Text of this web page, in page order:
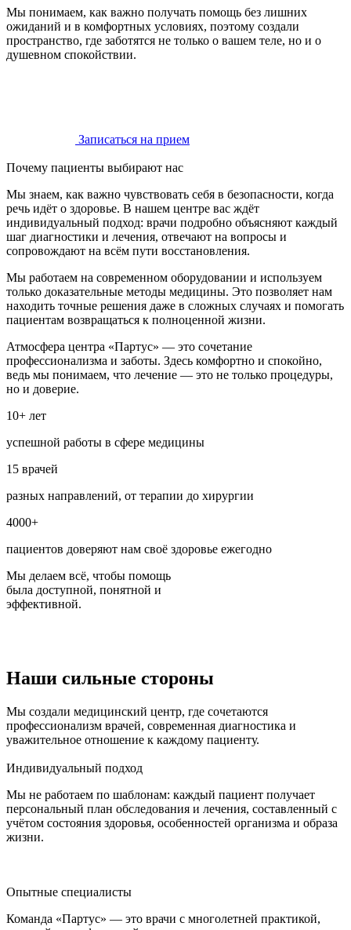
Мы понимаем, как важно получать помощь без лишних
ожиданий и в комфортных условиях, поэтому создали
пространство, где заботятся не только о вашем теле, но и о
душевном спокойствии.
Записаться на прием
Почему пациенты выбирают нас
Мы знаем, как важно чувствовать себя в безопасности, когда
речь идёт о здоровье. В нашем центре вас ждёт
индивидуальный подход: врачи подробно объясняют каждый
шаг диагностики и лечения, отвечают на вопросы и
сопровождают на всём пути восстановления.
Мы работаем на современном оборудовании и используем
только доказательные методы медицины. Это позволяет нам
находить точные решения даже в сложных случаях и помогать
пациентам возвращаться к полноценной жизни.
Атмосфера центра «Партус» — это сочетание
профессионализма и заботы. Здесь комфортно и спокойно,
ведь мы понимаем, что лечение — это не только процедуры,
но и доверие.
10+ лет
успешной работы в сфере медицины
15 врачей
разных направлений, от терапии до хирургии
4000+
пациентов доверяют нам своё здоровье ежегодно
Мы делаем всё, чтобы помощь
была доступной, понятной и
эффективной.
Наши сильные стороны
Мы создали медицинский центр, где сочетаются
профессионализм врачей, современная диагностика и
уважительное отношение к каждому пациенту.
Индивидуальный подход
Мы не работаем по шаблонам: каждый пациент получает
персональный план обследования и лечения, составленный с
учётом состояния здоровья, особенностей организма и образа
жизни.
Опытные специалисты
Команда «Партус» — это врачи с многолетней практикой,